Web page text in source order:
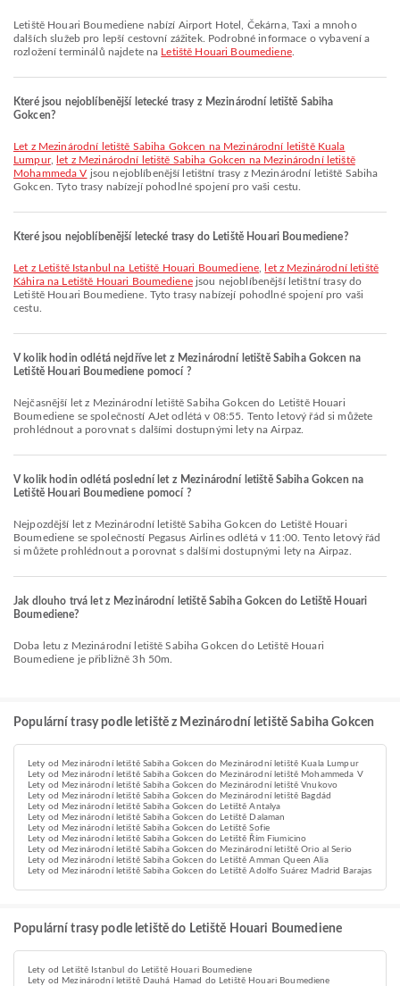
Letiště Houari Boumediene nabízí Airport Hotel, Čekárna, Taxi a mnoho
dalších služeb pro lepší cestovní zážitek. Podrobné informace o vybavení a
rozložení terminálů najdete na Letiště Houari Boumediene.
Které jsou nejoblíbenější letecké trasy z Mezinárodní letiště Sabiha
Gokcen?
let z Mezinárodní letiště Sabiha Gokcen na Mezinárodní letiště Kuala
Lumpur,
let z Mezinárodní letiště Sabiha Gokcen na Mezinárodní letiště
Mohammeda V jsou nejoblíbenější letištní trasy z Mezinárodní letiště Sabiha
Gokcen. Tyto trasy nabízejí pohodlné spojení pro vaši cestu.
Které jsou nejoblíbenější letecké trasy do Letiště Houari Boumediene?
let z Letiště Istanbul na Letiště Houari Boumediene
let z Mezinárodní letiště
Káhira na Letiště Houari Boumedienejsou nejoblíbenější letištní trasy do
Letiště Houari Boumediene. Tyto trasy nabízejí pohodlné spojení pro vaši
cestu.
V kolik hodin odlétá nejdříve let z Mezinárodní letiště Sabiha Gokcen na
Letiště Houari Boumediene pomocí ?
Nejčasnější let z Mezinárodní letiště Sabiha Gokcen do Letiště Houari
Boumediene se společností AJet odlétá v 08:55. Tento letový řád si můžete
prohlédnout a porovnat s dalšími dostupnými lety na Airpaz.
V kolik hodin odlétá poslední let z Mezinárodní letiště Sabiha Gokcen na
Letiště Houari Boumediene pomocí ?
Nejpozdější let z Mezinárodní letiště Sabiha Gokcen do Letiště Houari
Boumediene se společností Pegasus Airlines odlétá v 11:00. Tento letový řád
si můžete prohlédnout a porovnat s dalšími dostupnými lety na Airpaz.
Jak dlouho trvá let z Mezinárodní letiště Sabiha Gokcen do Letiště Houari
Boumediene?
Doba letu z Mezinárodní letiště Sabiha Gokcen do Letiště Houari
Boumediene je přibližně 3h 50m.
Populární trasy podle letiště z Mezinárodní letiště Sabiha Gokcen
Lety od Mezinárodní letiště Sabiha Gokcen do Mezinárodní letiště Kuala Lumpur
Lety od Mezinárodní letiště Sabiha Gokcen do Mezinárodní letiště Mohammeda V
Lety od Mezinárodní letiště Sabiha Gokcen do Mezinárodní letiště Vnukovo
Lety od Mezinárodní letiště Sabiha Gokcen do Mezinárodní letiště Bagdád
Lety od Mezinárodní letiště Sabiha Gokcen do Letiště Antalya
Lety od Mezinárodní letiště Sabiha Gokcen do Letiště Dalaman
Lety od Mezinárodní letiště Sabiha Gokcen do Letiště Sofie
Lety od Mezinárodní letiště Sabiha Gokcen do Letiště Řím Fiumicino
Lety od Mezinárodní letiště Sabiha Gokcen do Mezinárodní letiště Orio al Serio
Lety od Mezinárodní letiště Sabiha Gokcen do Letiště Amman Queen Alia
Lety od Mezinárodní letiště Sabiha Gokcen do Letiště Adolfo Suárez Madrid Barajas
Populární trasy podle letiště do Letiště Houari Boumediene
Lety od Letiště Istanbul do Letiště Houari Boumediene
Lety od Mezinárodní letiště Dauhá Hamad do Letiště Houari Boumediene